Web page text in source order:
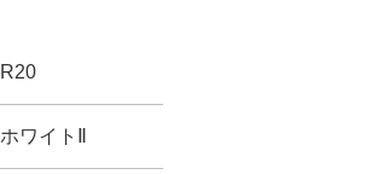
R20
ホワイトⅡ